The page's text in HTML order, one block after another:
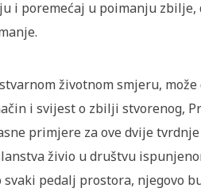
i poremećaj u poimanju zbilje,
životnom smjeru, može
i svijest o zbilji stvorenog,
primjere za ove dvije
živio u društvu
pedalj prostora, njegovo